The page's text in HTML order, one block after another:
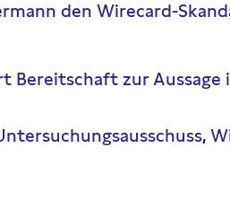
den Wirecard-
Bereitschaft zur Aussage